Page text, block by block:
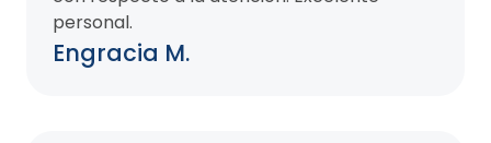
personal.
Engracia M.